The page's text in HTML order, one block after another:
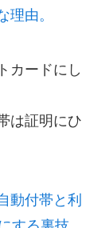
理由。
カードにし
は証明にひ
動付帯と利